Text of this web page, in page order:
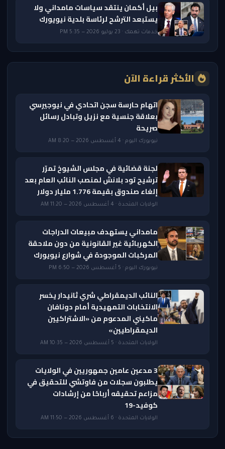
بيل أكمان ينتقد سياسات مامداني ولا
يستبعد الترشح لرئاسة بلدية نيويورك
خدمات تهمك · 23 يوليو 2026 — 5:35 PM
الأكثر قراءة الآن
اتهام حارسة سجن اتحادي في نيوجيرسي
بعلاقة جنسية مع نزيل وتبادل رسائل
صريحة
نيويورك اليوم · 4 أغسطس 2026 — 8:20 AM
لجنة قضائية في مجلس الشيوخ تمرّر
ترشيح تود بلانش لمنصب النائب العام بعد
إلغاء صندوق بقيمة 1.776 مليار دولار
الولايات المتحدة · 4 أغسطس 2026 — 11:20 AM
مامداني يستهدف مبيعات الدراجات
الكهربائية غير القانونية من دون ملاحقة
المركبات الموجودة في شوارع نيويورك
نيويورك اليوم · 5 أغسطس 2026 — 6:50 PM
النائب الديمقراطي شري ثانيدار يخسر
الانتخابات التمهيدية أمام دونافان
ماكيني المدعوم من «الاشتراكيين
الديمقراطيين»
الولايات المتحدة · 5 أغسطس 2026 — 10:35 AM
3 مدعين عامين جمهوريين في الولايات
يطلبون سجلات من فاوتشي للتحقيق في
مزاعم تحقيقه أرباحًا من إرشادات
كوفيد-19
الولايات المتحدة · 6 أغسطس 2026 — 11:50 AM